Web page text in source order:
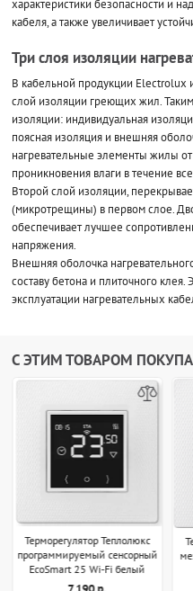
характеристики безопасности и
кабеля, а также увеличивает
Три слоя изоляции
В кабельной продукции Electrolux
слой изоляции греющих жил.
изоляции: индивидуальная
поясная изоляция и внешняя
нагревательные элементы жилы
проникновения влаги в течение
Второй слой изоляции,
(микротрещины) в первом слое.
обеспечивает лучшее
напряжения.
Внешняя оболочка
составу бетона и плиточного
эксплуатации нагревательных
С ЭТИМ ТОВАРОМ
Терморегулятор Теплолюкс
программируемый сенсорный
EcoSmart 25 Wi-Fi белый